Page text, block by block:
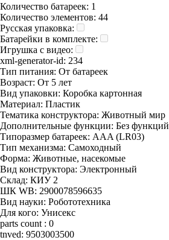
Количество батареек: 1
Количество элементов: 44
Русская упаковка:
Батарейки в комплекте:
Игрушка с видео:
xml-generator-id: 234
Тип питания: От батареек
Возраст: От 5 лет
Вид упаковки: Коробка картонная
Материал: Пластик
Тематика конструктора: Животный мир
Дополнительные функции: Без функций
Типоразмер батареек: AAA (LR03)
Тип механизма: Самоходный
Форма: Животные, насекомые
Вид конструктора: Электронный
Склад: КИУ 2
ШК WB: 2900078596635
Вид науки: Робототехника
Для кого: Унисекс
parts count : 0
tnved: 9503003500